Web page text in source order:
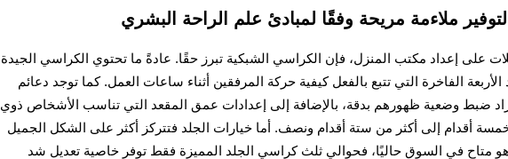
لتوفير ملاءمة مريحة وفقًا لمبادئ علم الراحة البشري
على إعداد مكتب المنزل، فإن الكراسي الشبكية تبرز حقًا. عادةً ما تحتوي الكراسي الجيدة
الأربعة الفاخرة التي تتبع بالفعل كيفية حركة المرفقين أثناء ساعات العمل. كما توجد دعائم
ضبط وضعية ظهورهم بدقة، بالإضافة إلى إعدادات عمق المقعد التي تناسب الأشخاص ذوي
أقدام إلى أكثر من ستة أقدام ونصف. أما خيارات الجلد فتتركز أكثر على الشكل الجميل
هو متاح في السوق حاليًا، فحوالي ثلث كراسي الجلد المميزة فقط توفر خاصية تعديل شد